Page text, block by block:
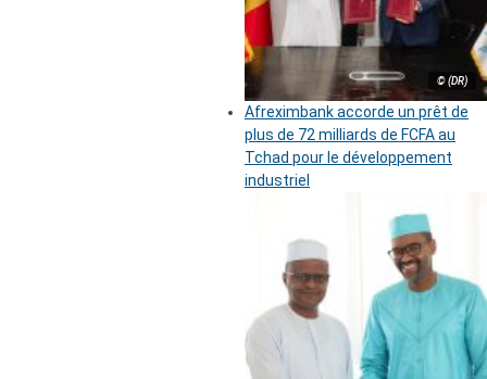
© (DR)
Afreximbank accorde un prêt de
plus de 72 milliards de FCFA au
Tchad pour le développement
industriel